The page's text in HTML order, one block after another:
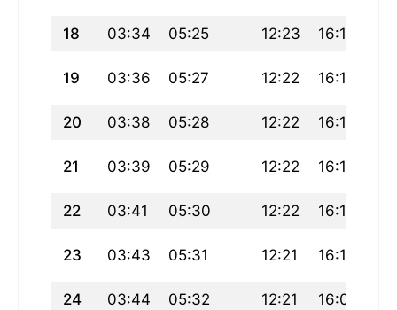
18 03:34 05:25 12:23 16:14
19 03:36 05:27 12:22 16:13
20 03:38 05:28 12:22 16:12
21 03:39 05:29 12:22 16:12
22 03:41 05:30 12:22 16:11
23 03:43 05:31 12:21 16:10
24 03:44 05:32 12:21 16:09